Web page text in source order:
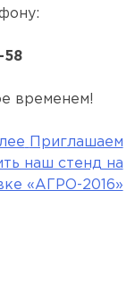
58
временем!
Приглашаем
наш стенд на
«АГРО-2016»